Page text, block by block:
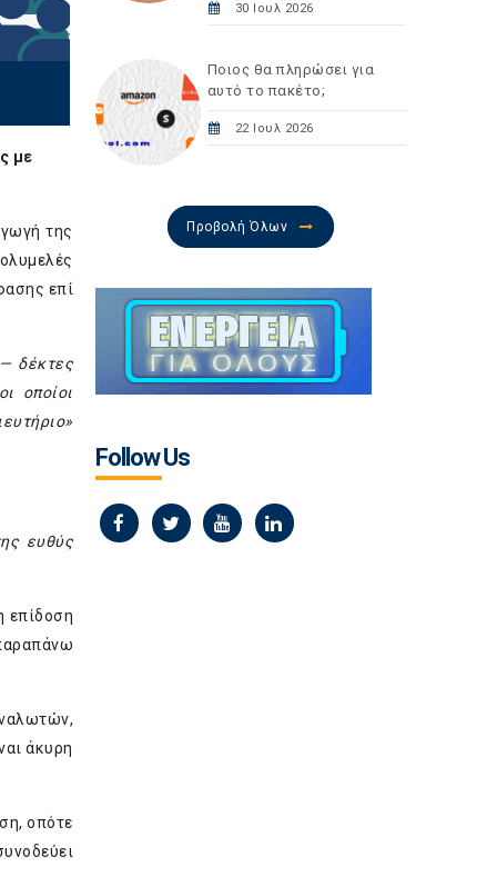
με
της
επί
δέκτες
οποίοι
ευθύς
επίδοση
άκυρη
οπότε
30 Ιουλ 2026
Ποιος θα πληρώσει για
αυτό το πακέτο;
22 Ιουλ 2026
Προβολή Όλων
Follow Us